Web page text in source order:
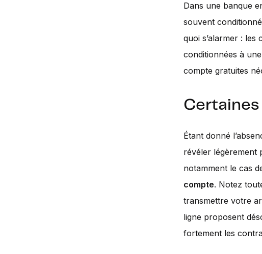
Dans une banque
souvent
quoi s’alarmer :
conditionnées à
compte gratuites
Étant donné
révéler légèrement
notamment le cas
compte. Notez
transmettre votre
ligne proposent
fortement les